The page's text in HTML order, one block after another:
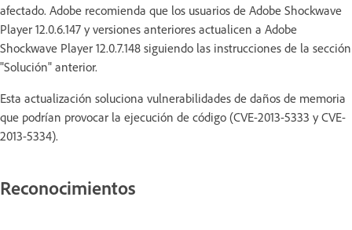
afectado. Adobe recomienda que los usuarios de Adobe Shockwave
Player 12.0.6.147 y versiones anteriores actualicen a Adobe
Shockwave Player 12.0.7.148 siguiendo las instrucciones de la sección
"Solución" anterior.
Esta actualización soluciona vulnerabilidades de daños de memoria
que podrían provocar la ejecución de código (CVE-2013-5333 y CVE-
2013-5334).
Reconocimientos